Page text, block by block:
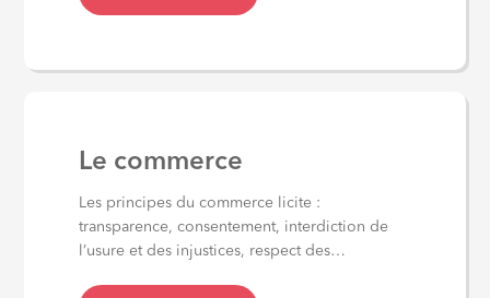
Le commerce
Les principes du commerce licite :
transparence, consentement, interdiction de
l’usure et des injustices, respect des